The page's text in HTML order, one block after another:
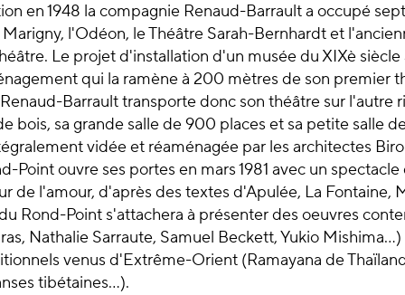
en 1948 la compagnie Renaud-Barrault a occupé
l'Odéon, le Théâtre Sarah-Bernhardt et
Le projet d'installation d'un musée du XIXè
qui la ramène à 200 mètres de son premier
Barrault transporte donc son théâtre sur l'autre
bois, sa grande salle de 900 places et sa petite salle
vidée et réaménagée par les architectes
Point ouvre ses portes en mars 1981 avec un
de l'amour, d'après des textes d'Apulée, La Fontaine,
du Rond-Point s'attachera à présenter des oeuvres
Nathalie Sarraute, Samuel Beckett, Yukio
venus d'Extrême-Orient (Ramayana de
tibétaines...).